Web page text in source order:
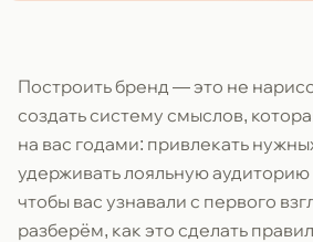
Построить бренд — это не
создать систему смыслов,
на вас годами: привлекать
удерживать лояльную аудиторию
чтобы вас узнавали с первого
разберём, как это сделать